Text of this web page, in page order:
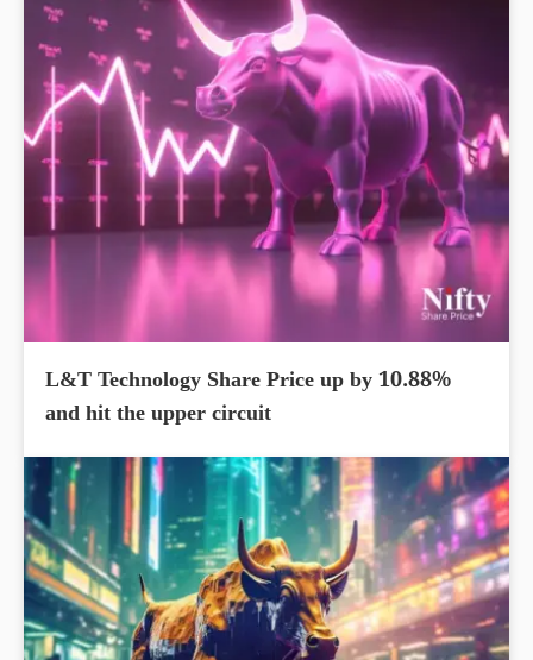
L&T Technology Share Price up by 10.88%
and hit the upper circuit